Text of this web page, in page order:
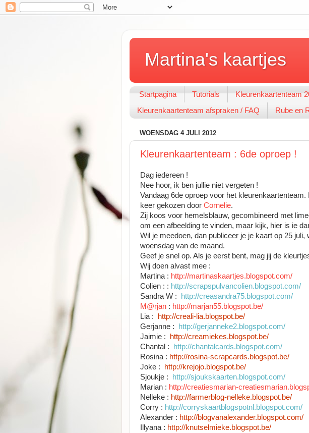
Martina's kaartjes
Startpagina Tutorials Kleurenkaartenteam
Kleurenkaartenteam afspraken / FAQ
Rube en
WOENSDAG 4 JULI 2012
Kleurenkaartenteam : 6de oproep !
Dag iedereen !
Nee hoor, ik ben jullie niet vergeten !
Vandaag 6de oproep voor het
keer gekozen door Cornelie.
Zij koos voor hemelsblauw, gecombineerd met
om een afbeelding te vinden, maar kijk, hier is ie
Wil je meedoen, dan publiceer je je kaart op 25 juli,
woensdag van de maand.
Geef je snel op. Als je eerst bent, mag jij de
Wij doen alvast mee :
Martina : http://martinaskaartjes.blogspot.com/
Colien : : http://scrapspulvancolien.blogspot.com/
Sandra W :
http://creasandra75.blogspot.com/
M@rjan : http://marjan55.blogspot.be/
Lia :
http://creali-lia.blogspot.be/
Gerjanne :
http://gerjanneke2.blogspot.com/
Jaimie :
http://creamiekes.blogspot.be/
Chantal :
http://chantalcards.blogspot.com/
Rosina : http://rosina-scrapcards.blogspot.be/
Joke :
http://krejojo.blogspot.be/
Sjoukje :
http://sjoukskaarten.blogspot.com/
Marian : http://creatiesmarian-
Nelleke : http://farmerblog-nelleke.blogspot.be/
Corry : http://corryskaartblogspotnl.blogspot.com/
Alexander : http://blogvanalexander.blogspot.com/
Illyana : http://knutselmieke.blogspot.be/